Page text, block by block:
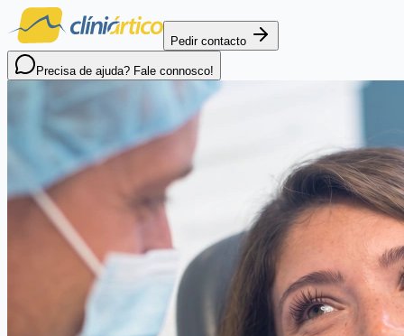
Pedir contacto
Precisa de ajuda? Fale connosco!